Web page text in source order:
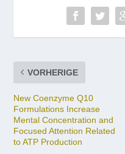
VORHERIGE
New Coenzyme Q10
Formulations Increase
Mental Concentration and
Focused Attention Related
to ATP Production